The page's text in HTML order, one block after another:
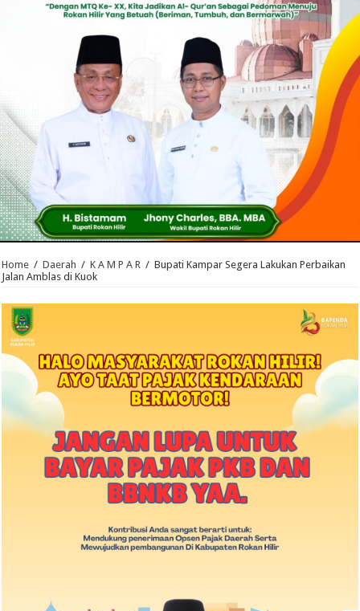
Home / Daerah / K A M P A R / Bupati Kampar Segera Lakukan Perbaikan
Jalan Amblas di Kuok